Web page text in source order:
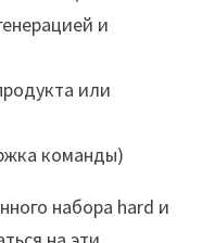
и
или
команды)
набора hard и